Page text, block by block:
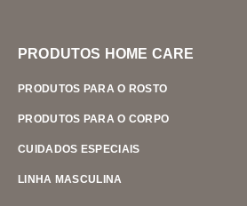
PRODUTOS HOME CARE
PRODUTOS PARA O ROSTO
PRODUTOS PARA O CORPO
CUIDADOS ESPECIAIS
LINHA MASCULINA